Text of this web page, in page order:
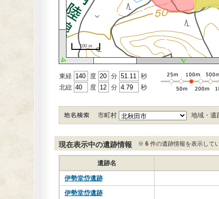
100 m
東経 度 分
秒
北緿
度 分 秒
市町村 地域・遺
現在表示中の遺跡情報 ※ 6 件の遺跡情報を表示して
遺跡名
伊勢堂岱遺跡
伊勢堂岱遺跡